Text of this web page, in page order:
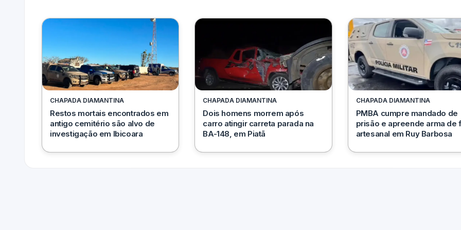
CHAPADA DIAMANTINA
Restos mortais encontrados em
antigo cemitério são alvo de
investigação em Ibicoara
CHAPADA DIAMANTINA
Dois homens morrem após
carro atingir carreta parada na
BA-148, em Piatã
CHAPADA DIAMANTINA
PMBA cumpre mandado de
prisão e apreende arma de
artesanal em Ruy Barbosa